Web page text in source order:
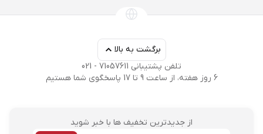
تلفن پشتیبانی 71057611 - 021
6 روز هفته، از ساعت 9 تا 17 پاسخگوی شما هستیم
برگشت به بالا
از جدیدترین تخفیف ها با خبر شوید